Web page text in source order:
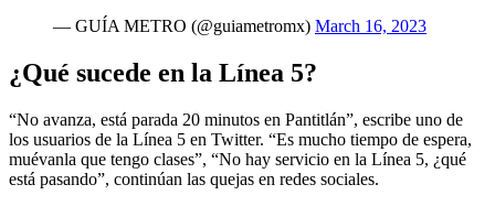
— GUÍA METRO (@guiametromx) March 16, 2023
¿Qué sucede en la Línea 5?
“No avanza, está parada 20 minutos en Pantitlán”, escribe uno de
los usuarios de la Línea 5 en Twitter. “Es mucho tiempo de espera,
muévanla que tengo clases”, “No hay servicio en la Línea 5, ¿qué
está pasando”, continúan las quejas en redes sociales.